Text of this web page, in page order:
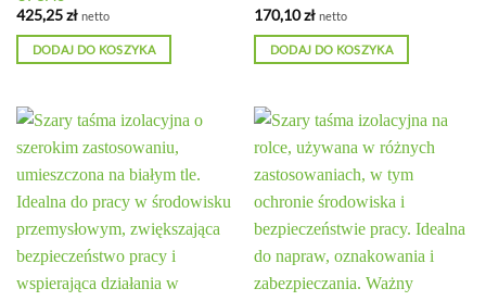
425,25zł netto
DODAJ DO KOSZYKA
170,10zł netto
DODAJ DO KOSZYKA